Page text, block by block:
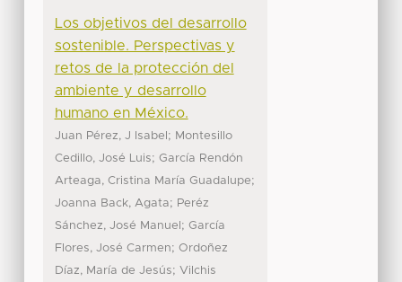
Los objetivos del desarrollo
sostenible. Perspectivas y
retos de la protección del
ambiente y desarrollo
humano en México.
Juan Pérez, J Isabel ; Montesillo
Cedillo, José Luis; García Rendón
Arteaga, Cristina María Guadalupe;
Joanna Back, Agata; Peréz
Sánchez, José Manuel ; García
Flores, José Carmen; Ordoñez
Díaz, María de Jesús; Vilchis